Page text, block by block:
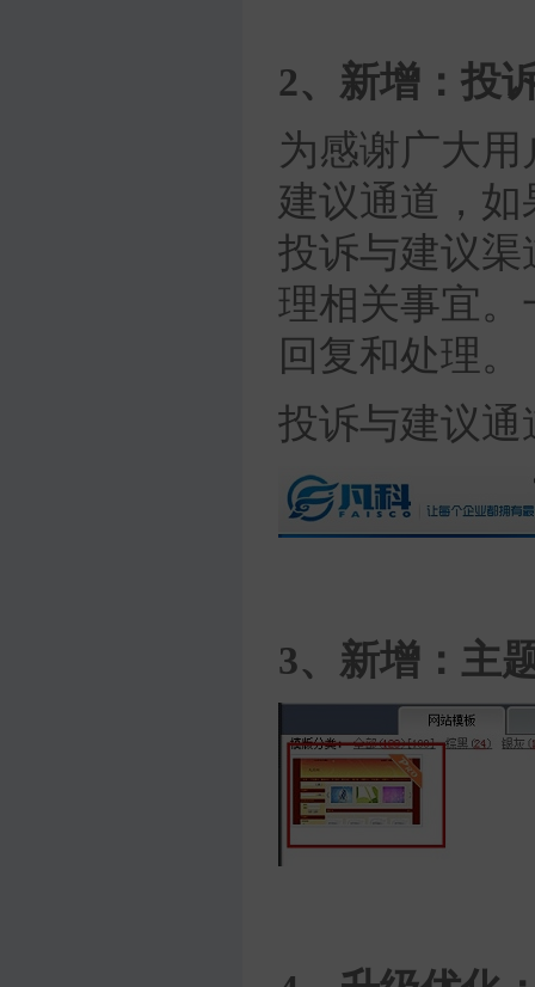
2、新增：投
为感谢广大
建议通道，
投诉与建议
理相关事宜。
回复和处理。
投诉与建议
3、新增：主